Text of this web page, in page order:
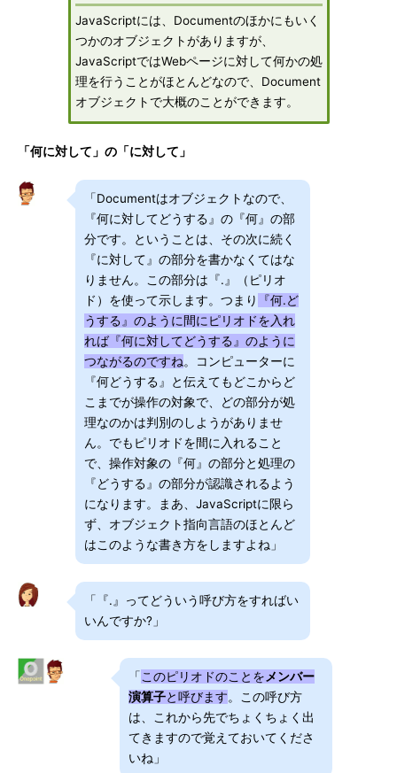
JavaScriptには、Documentのほかにもいく
つかのオブジェクトがありますが、
JavaScriptではWebページに対して何かの処
理を行うことがほとんどなので、Document
オブジェクトで大概のことができます。
「何に対して」の「に対して」
「Documentはオブジェクトなので、
『何に対してどうする』の『何』の部
分です。ということは、その次に続く
『に対して』の部分を書かなくてはな
りません。この部分は『.』（ピリオ
ド）を使って示します。つまり
『何.ど
うする』のように間にピリオドを入れ
れば『何に対してどうする』のように
つながるのですね。コンピューターに
『何どうする』と伝えてもどこからど
こまでが操作の対象で、どの部分が処
理なのかは判別のしようがありませ
ん。でもピリオドを間に入れること
で、操作対象の『何』の部分と処理の
『どうする』の部分が認識されるよう
になります。まあ、JavaScriptに限ら
ず、オブジェクト指向言語のほとんど
はこのような書き方をしますよね」
「『.』ってどういう呼び方をすればい
いんですか?」
「 このピリオドのことを メンバー
演算子と呼びます。この呼び方
は、これから先でちょくちょく出
てきますので覚えておいてくださ
いね」